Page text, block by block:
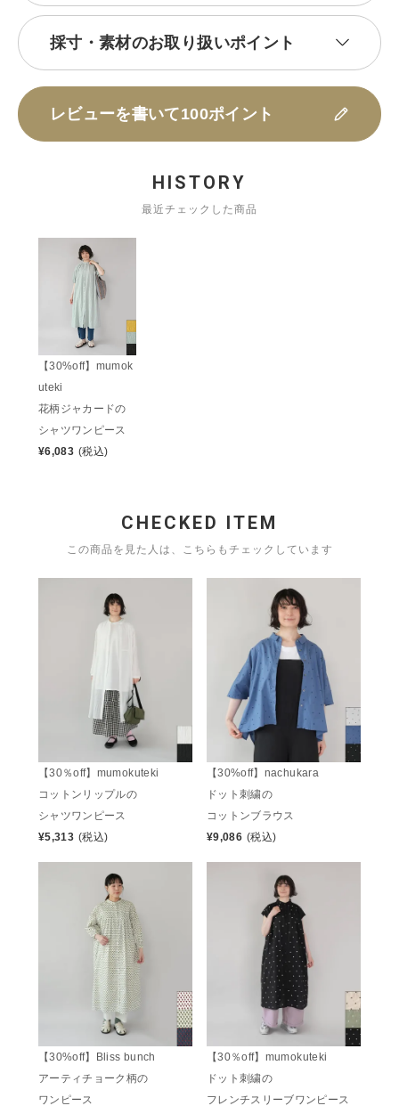
採寸・素材のお取り扱いポイント
レビューを書いて100ポイント
HISTORY
最近チェックした商品
【30%off】mumok
uteki
花柄ジャカードの
シャツワンピース
¥6,083 (税込)
CHECKED ITEM
この商品を見た人は、こちらもチェックしています
【30％off】mumokuteki
コットンリップルの
シャツワンピース
¥5,313 (税込)
【30%off】nachukara
ドット刺繍の
コットンブラウス
¥9,086 (税込)
【30%off】Bliss bunch
アーティチョーク柄の
ワンピース
【30％off】mumokuteki
ドット刺繍の
フレンチスリーブワンピース